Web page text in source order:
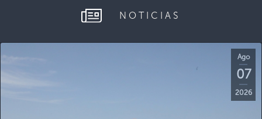
NOTICIAS
Ago
07
2026